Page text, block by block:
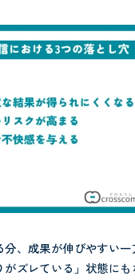
、成果が伸びやすい一
ズレている」状態にも